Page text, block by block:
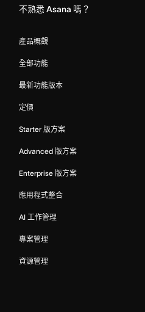
不熟悉 Asana 嗎？
產品概觀
全部功能
最新功能版本
定價
Starter 版方案
Advanced 版方案
Enterprise 版方案
應用程式整合
AI 工作管理
專案管理
資源管理